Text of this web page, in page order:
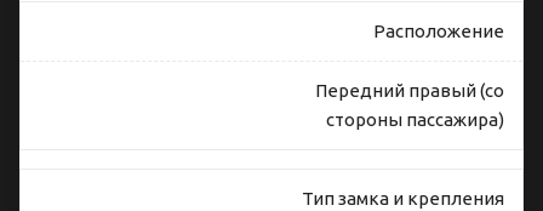
Расположение
Передний правый (со
стороны пассажира)
Тип замка и крепления